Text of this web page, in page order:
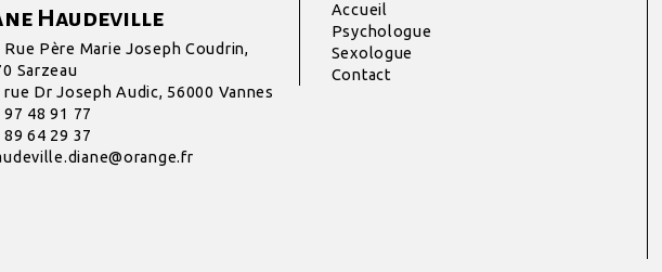
Haudeville
Rue Père Marie Joseph Coudrin,
Sarzeau
rue Dr Joseph Audic, 56000 Vannes
97 48 91 77
89 64 29 37
Accueil
Psychologue
Sexologue
Contact